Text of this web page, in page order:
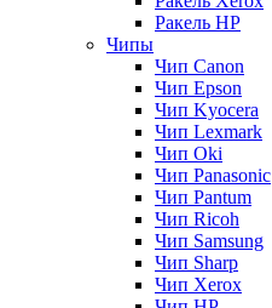
Ракель НР
Чипы
Чип Canon
Чип Epson
Чип Kyocera
Чип Lexmark
Чип Oki
Чип Panasonic
Чип Pantum
Чип Ricoh
Чип Samsung
Чип Sharp
Чип Xerox